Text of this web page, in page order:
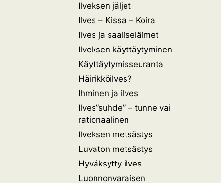
Ilveksen jäljet
Ilves – Kissa – Koira
Ilves ja saaliseläimet
Ilveksen käyttäytyminen
Käyttäytymisseuranta
Häirikköilves?
Ihminen ja ilves
Ilves”suhde” – tunne vai
rationaalinen
Ilveksen metsästys
Luvaton metsästys
Hyväksytty ilves
Luonnonvaraisen